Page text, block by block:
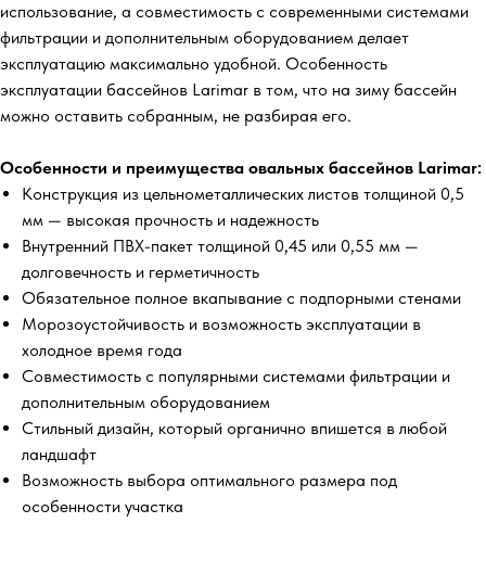
использование, а совместимость с современными системами
фильтрации и дополнительным оборудованием делает
эксплуатацию максимально удобной. Особенность
эксплуатации бассейнов Larimar в том, что на зиму бассейн
можно оставить собранным, не разбирая его.
Особенности и преимущества овальных бассейнов Larimar:
Конструкция из цельнометаллических листов толщиной 0,5
мм — высокая прочность и надежность
Внутренний ПВХ-пакет толщиной 0,45 или 0,55 мм —
долговечность и герметичность
Обязательное полное вкапывание с подпорными стенами
Морозоустойчивость и возможность эксплуатации в
холодное время года
Совместимость с популярными системами фильтрации и
дополнительным оборудованием
Стильный дизайн, который органично впишется в любой
ландшафт
Возможность выбора оптимального размера под
особенности участка